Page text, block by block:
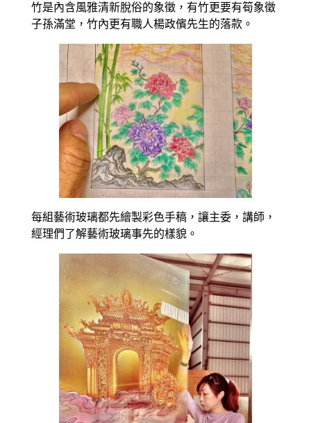
竹是內含風雅清新脫俗的象徵，有竹更要有筍象徵
子孫滿堂，竹內更有職人楊政儐先生的落款。
每組藝術玻璃都先繪製彩色手稿，讓主委，講師，
經理們了解藝術玻璃事先的樣貌。